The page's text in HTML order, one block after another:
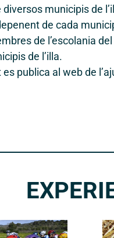
municipis de
de cada
de l’escolania
de l’illa.
publica al web de